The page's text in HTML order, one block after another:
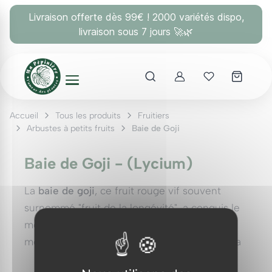
Livraison offerte dès 99€ ! 2000 variétés dispo,
livraison sous 7 jours 🚀🌿
AccountMes coups
Accueil Tous les produits
Fruitiers
Arbustes à petits fruits
Baie de Goji
Baie de Goji - (Lycium)
La baie de goji, ce fruit rouge vif souvent
surnommé "fruit de la longévité", a conquis le
monde par ses propriétés nutritionnelles et
médicinales impressionnantes. En dépit de sa
popularité croissante dans les épiceries et les
Panneau de gestion des cookies